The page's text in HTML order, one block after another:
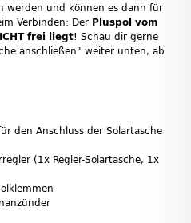
werden und können es dann für
Verbinden: Der Pluspol vom
frei liegt! Schau dir gerne
anschließen" weiter unten, ab
den Anschluss der Solartasche
(1x Regler-Solartasche, 1x